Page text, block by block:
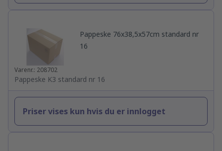
Pappeske 76x38,5x57cm standard nr
16
Varenr.: 208702
Pappeske K3 standard nr 16
Priser vises kun hvis du er innlogget